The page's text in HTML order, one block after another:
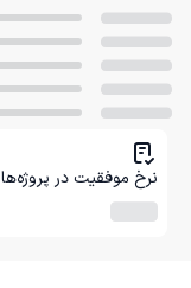
نرخ موفقیت در پروژه‌ها